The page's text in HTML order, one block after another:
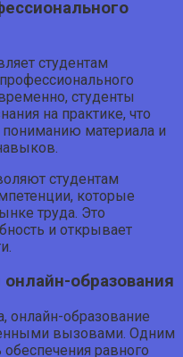
студентам
студенты
на практике, что
пониманию материала и
студентам
которые
труда. Это
и открывает
образования
онлайн-образование
вызовами. Одним
обеспечения равного